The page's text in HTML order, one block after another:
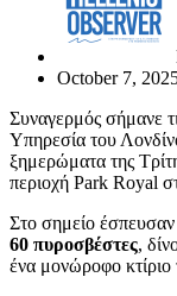
October 7,
Συναγερμός σήμανε
Υπηρεσία του
ξημερώματα της
περιοχή Park Royal
Στο σημείο έσπευσαν
60 πυροσβέστες,
ένα μονώροφο κτίριο